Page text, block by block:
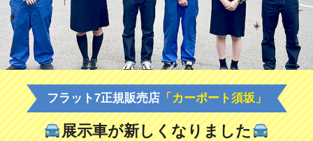
フラット7正規販売店「カーポート須坂」
展示車が新しくなりました